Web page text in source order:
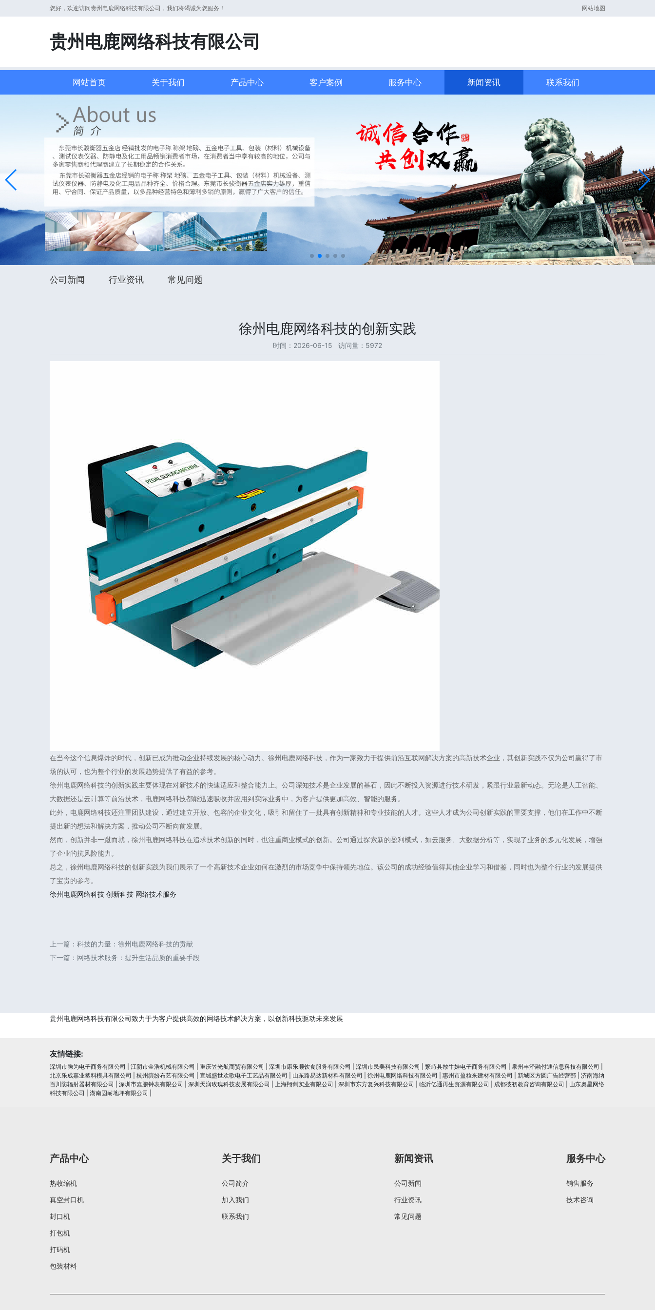
您好，欢迎访问贵州电鹿网络科技有限公司，我们将竭诚为您服务！ 网站地图
贵州电鹿网络科技有限公司
网站首页 关于我们 产品中心 客户案例 服务中心 新闻资讯 联系我们
公司新闻 行业资讯 常见问题
徐州电鹿网络科技的创新实践
时间：2026-06-15 访问量：5972
在当今这个信息爆炸的时代，创新已成为推动企业持续发展的核心动力。徐州电鹿网络科技，作为一家致力于提供前沿互联网解决方案的高新技术企业，其创新实践不仅为公司赢得了市
场的认可，也为整个行业的发展趋势提供了有益的参考。
徐州电鹿网络科技的创新实践主要体现在对新技术的快速适应和整合能力上。公司深知技术是企业发展的基石，因此不断投入资源进行技术研发，紧跟行业最新动态。无论是人工智能、
大数据还是云计算等前沿技术，电鹿网络科技都能迅速吸收并应用到实际业务中，为客户提供更加高效、智能的服务。
此外，电鹿网络科技还注重团队建设，通过建立开放、包容的企业文化，吸引和留住了一批具有创新精神和专业技能的人才。这些人才成为公司创新实践的重要支撑，他们在工作中不断
提出新的想法和解决方案，推动公司不断向前发展。
然而，创新并非一蹴而就，徐州电鹿网络科技在追求技术创新的同时，也注重商业模式的创新。公司通过探索新的盈利模式，如云服务、大数据分析等，实现了业务的多元化发展，增强
了企业的抗风险能力。
总之，徐州电鹿网络科技的创新实践为我们展示了一个高新技术企业如何在激烈的市场竞争中保持领先地位。该公司的成功经验值得其他企业学习和借鉴，同时也为整个行业的发展提供
了宝贵的参考。
徐州电鹿网络科技 创新科技 网络技术服务
上一篇： 科技的力量：徐州电鹿网络科技的贡献
下一篇： 网络技术服务：提升生活品质的重要手段
贵州电鹿网络科技有限公司致力于为客户提供高效的网络技术解决方案，以创新科技驱动未来发展
友情链接:
深圳市腾为电子商务有限公司 江阴市金浩机械有限公司 重庆笠光航商贸有限公司 深圳市康乐顺饮食服务有限公司 深圳市民美科技有限公司 繁峙县放牛娃电子商务有限公司 泉州丰泽融付通信息科技有限公司
北京乐成嘉业塑料模具有限公司
杭州缤纷布艺有限公司 宣城盛世欢歌电子工艺品有限公司 山东路易达新材料有限公司 徐州电鹿网络科技有限公司 惠州市盈粒来建材有限公司 新城区方圆广告经营部
济南海纳
百川防辐射器材有限公司
深圳市嘉鹏钟表有限公司 深圳天润玫瑰科技发展有限公司 上海翔剑实业有限公司 深圳市东方复兴科技有限公司 临沂亿通再生资源有限公司 成都彼初教育咨询有限公司
山东奥星网络
科技有限公司
湖南固耐地坪有限公司
产品中心
热收缩机
真空封口机
封口机
打包机
打码机
包装材料
关于我们
公司简介
加入我们
联系我们
新闻资讯
公司新闻
行业资讯
常见问题
服务中心
销售服务
技术咨询